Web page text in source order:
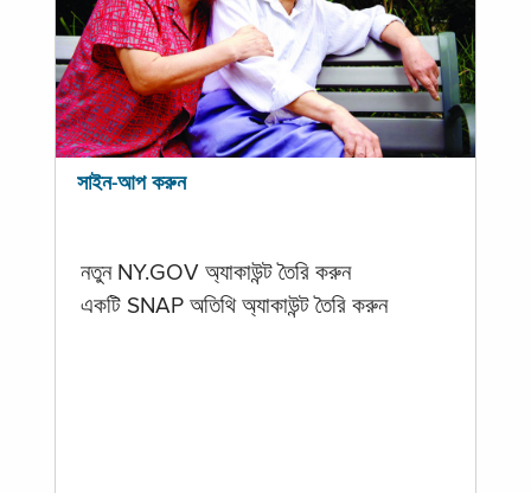
সাইন-আপ করুন
নতুন NY.GOV অ্যাকাউন্ট তৈরি করুন
একটি SNAP অতিথি অ্যাকাউন্ট তৈরি করুন